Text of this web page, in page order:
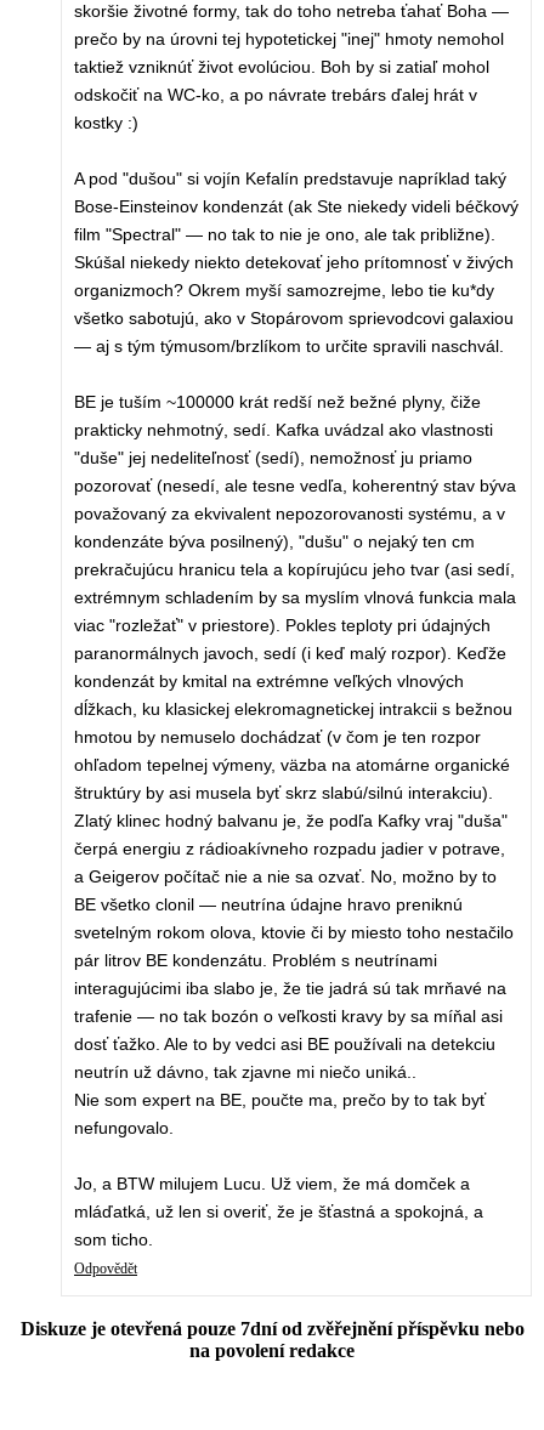
skoršie životné formy, tak do toho netreba ťahať Boha —
prečo by na úrovni tej hypotetickej "inej" hmoty nemohol
taktiež vzniknúť život evolúciou. Boh by si zatiaľ mohol
odskočiť na WC-ko, a po návrate trebárs ďalej hrát v
kostky :)
A pod "dušou" si vojín Kefalín predstavuje napríklad taký
Bose-Einsteinov kondenzát (ak Ste niekedy videli béčkový
film "Spectral" — no tak to nie je ono, ale tak približne).
Skúšal niekedy niekto detekovať jeho prítomnosť v živých
organizmoch? Okrem myší samozrejme, lebo tie ku*dy
všetko sabotujú, ako v Stopárovom sprievodcovi galaxiou
— aj s tým týmusom/brzlíkom to určite spravili naschvál.
BE je tuším ~100000 krát redší než bežné plyny, čiže
prakticky nehmotný, sedí. Kafka uvádzal ako vlastnosti
"duše" jej nedeliteľnosť (sedí), nemožnosť ju priamo
pozorovať (nesedí, ale tesne vedľa, koherentný stav býva
považovaný za ekvivalent nepozorovanosti systému, a v
kondenzáte býva posilnený), "dušu" o nejaký ten cm
prekračujúcu hranicu tela a kopírujúcu jeho tvar (asi sedí,
extrémnym schladením by sa myslím vlnová funkcia mala
viac "rozležať" v priestore). Pokles teploty pri údajných
paranormálnych javoch, sedí (i keď malý rozpor). Keďže
kondenzát by kmital na extrémne veľkých vlnových
dĺžkach, ku klasickej elekromagnetickej intrakcii s bežnou
hmotou by nemuselo dochádzať (v čom je ten rozpor
ohľadom tepelnej výmeny, väzba na atomárne organické
štruktúry by asi musela byť skrz slabú/silnú interakciu).
Zlatý klinec hodný balvanu je, že podľa Kafky vraj "duša"
čerpá energiu z rádioakívneho rozpadu jadier v potrave,
a Geigerov počítač nie a nie sa ozvať. No, možno by to
BE všetko clonil — neutrína údajne hravo preniknú
svetelným rokom olova, ktovie či by miesto toho nestačilo
pár litrov BE kondenzátu. Problém s neutrínami
interagujúcimi iba slabo je, že tie jadrá sú tak mrňavé na
trafenie — no tak bozón o veľkosti kravy by sa míňal asi
dosť ťažko. Ale to by vedci asi BE používali na detekciu
neutrín už dávno, tak zjavne mi niečo uniká..
Nie som expert na BE, poučte ma, prečo by to tak byť
nefungovalo.
Jo, a BTW milujem Lucu. Už viem, že má domček a
mláďatká, už len si overiť, že je šťastná a spokojná, a
som ticho.
Odpovědět
Diskuze je otevřená pouze 7dní od zvěřejnění příspěvku nebo
na povolení redakce